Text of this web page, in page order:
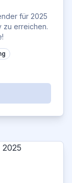
für 2025
zu erreichen.